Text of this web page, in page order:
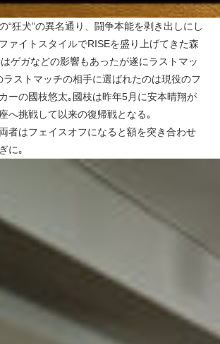
“狂犬”の異名通り、闘争本能を剥き出しにし
ァイトスタイルでRISEを盛り上げてきた森
ゲガなどの影響もあったが遂にラストマッ
ラストマッチの相手に選ばれたのは現役のフ
ーの國枝悠太｡國枝は昨年5月に安本晴翔が
へ挑戦して以来の復帰戦となる｡
者はフェイスオフになると額を突き合わせ
に｡